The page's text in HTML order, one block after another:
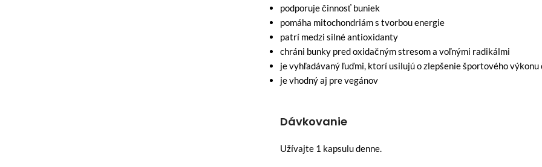
podporuje činnosť buniek
pomáha mitochondriám s tvorbou energie
patrí medzi silné antioxidanty
chráni bunky pred oxidačným stresom a voľnými radikálmi
je vyhľadávaný ľuďmi, ktorí usilujú o zlepšenie športového
je vhodný aj pre vegánov
Dávkovanie
Užívajte 1 kapsulu denne.